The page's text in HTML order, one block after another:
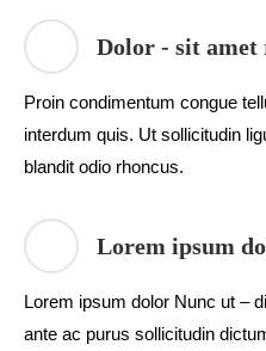
Dolor - sit
Proin condimentum congue
interdum quis. Ut sollicitudin
blandit odio rhoncus.
Lorem ipsum
Lorem ipsum dolor Nunc ut –
ante ac purus sollicitudin